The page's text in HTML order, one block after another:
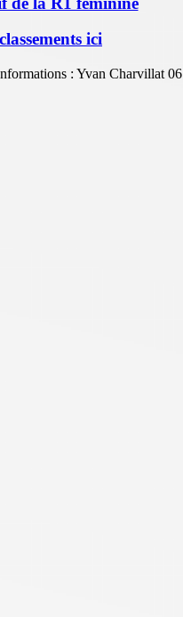
ici
: Yvan Charvillat